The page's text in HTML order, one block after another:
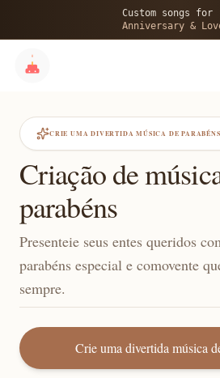
Custom songs for
Anniversary &
CRIE UMA DIVERTIDA MÚSICA DE PARABÉNS
Criação de
parabéns
Presenteie seus entes queridos
parabéns especial e comovente
sempre.
Crie uma divertida música